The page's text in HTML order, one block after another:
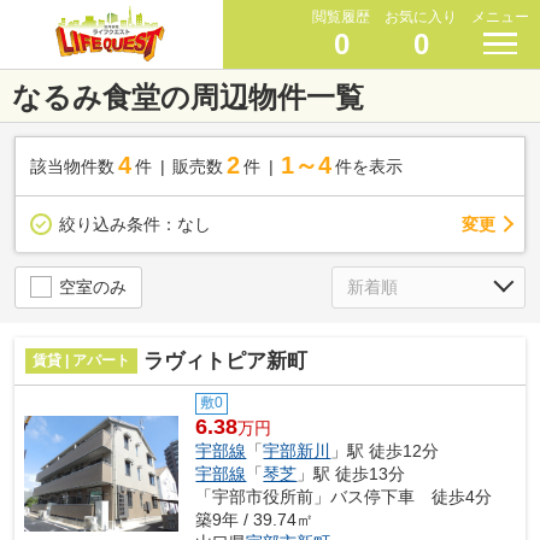
閲覧履歴
0
お気に入り
0
メニュー
なるみ食堂の周辺物件一覧
該当物件数 4件 販売数 2 件 1～4 件を表示
絞り込み条件： なし 変更
空室のみ
賃貸 | アパート ラヴィトピア新町
敷0
6.38万円
宇部線 「宇部新川
」駅 徒歩12分
宇部線 「琴芝 」駅 徒歩13分
「宇部市役所前」バス停下車 徒歩4分
築9年 / 39.74㎡